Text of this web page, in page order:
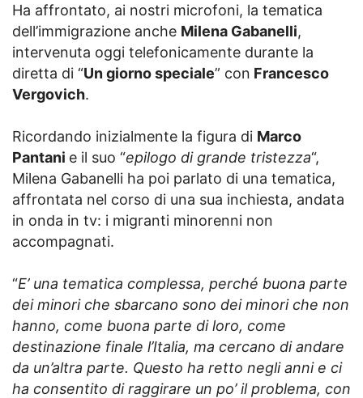
Ha affrontato, ai nostri microfoni, la tematica
dell’immigrazione anche Milena Gabanelli,
intervenuta oggi telefonicamente durante la
diretta di “Un giorno speciale” con Francesco
Vergovich.
Ricordando inizialmente la figura di Marco
Pantani e il suo “epilogo di grande tristezza“,
Milena Gabanelli ha poi parlato di una tematica,
affrontata nel corso di una sua inchiesta, andata
in onda in tv: i migranti minorenni non
accompagnati.
“E’ una tematica complessa, perché buona parte
dei minori che sbarcano sono dei minori che non
hanno, come buona parte di loro, come
destinazione finale l’Italia, ma cercano di andare
da un’altra parte. Questo ha retto negli anni e ci
ha consentito di raggirare un po’ il problema, con